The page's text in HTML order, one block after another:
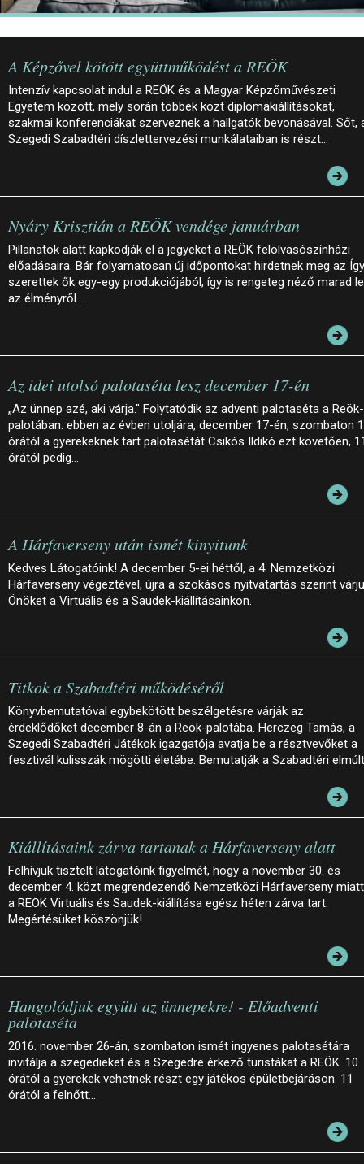
A Képzővel kötött együttműködést a REÖK
Intenzív kapcsolat indul a REÖK és a Magyar Képzőművészeti
Egyetem között, mely során többek közt diplomakiállításokat,
szakmai konferenciákat szerveznek a hallgatók bevonásával. Sőt,
Szegedi Szabadtéri díszlettervezési munkálataiban is részt…
Nyáry Krisztián a REÖK vendége januárban
Pillanatok alatt kapkodják el a jegyeket a REÖK felolvasószínházi
előadásaira. Bár folyamatosan új időpontokat hirdetnek meg az Így
szerettek ők egy-egy produkciójából, így is rengeteg néző marad le
az élményről.…
Az idei utolsó palotaséta lesz december 17-én
„Az ünnep azé, aki várja." Folytatódik az adventi palotaséta a Reök-
palotában: ebben az évben utoljára, december 17-én, szombaton
órától a gyerekeknek tart palotasétát Csikós Ildikó ezt követően,
órától pedig…
A Hárfaverseny után ismét kinyitunk
Kedves Látogatóink! A december 5-ei héttől, a 4. Nemzetközi
Hárfaverseny végeztével, újra a szokásos nyitvatartás szerint
Önöket a Virtuális és a Saudek-kiállításainkon.
Titkok a Szabadtéri működéséről
Könyvbemutatóval egybekötött beszélgetésre várják az
érdeklődőket december 8-án a Reök-palotába. Herczeg Tamás, a
Szegedi Szabadtéri Játékok igazgatója avatja be a résztvevőket a
fesztivál kulisszák mögötti életébe. Bemutatják a Szabadtéri
Kiállításaink zárva tartanak a Hárfaverseny alatt
Felhívjuk tisztelt látogatóink figyelmét, hogy a november 30. és
december 4. közt megrendezendő Nemzetközi Hárfaverseny miatt
a REÖK Virtuális és Saudek-kiállítása egész héten zárva tart.
Megértésüket köszönjük!
Hangolódjuk együtt az ünnepekre! - Előadventi
palotaséta
2016. november 26-án, szombaton ismét ingyenes palotasétára
invitálja a szegedieket és a Szegedre érkező turistákat a REÖK. 10
órától a gyerekek vehetnek részt egy játékos épületbejáráson. 11
órától a felnőtt…